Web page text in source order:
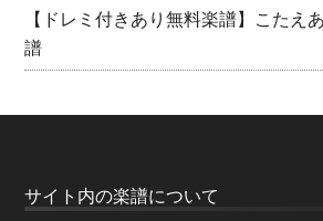
【ドレミ付きあり無料楽譜】こたえ
譜
サイト内の楽譜について